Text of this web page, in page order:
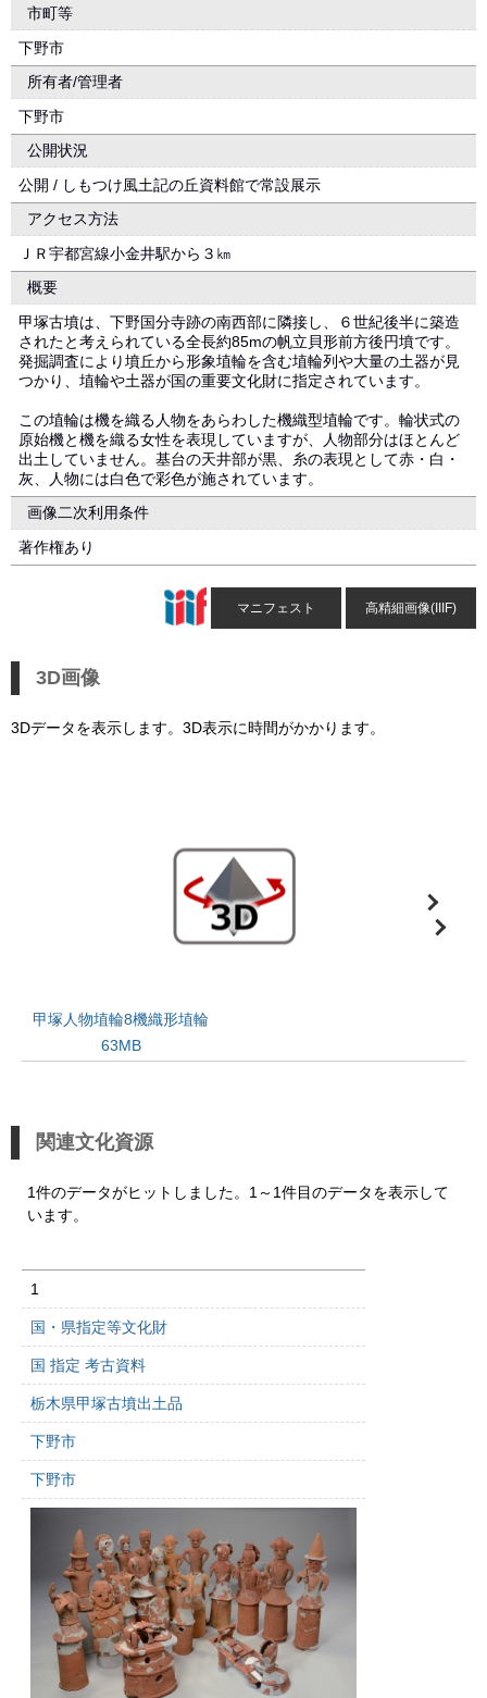
市町等
下野市
所有者/管理者
下野市
公開状況
公開 / しもつけ風土記の丘資料館で常設展示
アクセス方法
ＪＲ宇都宮線小金井駅から３㎞
概要
甲塚古墳は、下野国分寺跡の南西部に隣接し、６世紀後半に築造
されたと考えられている全長約85mの帆立貝形前方後円墳です。
発掘調査により墳丘から形象埴輪を含む埴輪列や大量の土器が見
つかり、埴輪や土器が国の重要文化財に指定されています。
この埴輪は機を織る人物をあらわした機織型埴輪です。輪状式の
原始機と機を織る女性を表現していますが、人物部分はほとんど
出土していません。基台の天井部が黒、糸の表現として赤・白・
灰、人物には白色で彩色が施されています。
画像二次利用条件
著作権あり
マニフェスト 高精細画像(IIIF)
3D画像
3Dデータを表示します。3D表示に時間がかかります。
甲塚人物埴輪8機織形埴輪
63MB
関連文化資源
1件のデータがヒットしました。1～1件目のデータを表示して
います。
1
国・県指定等文化財
国 指定 考古資料
栃木県甲塚古墳出土品
下野市
下野市